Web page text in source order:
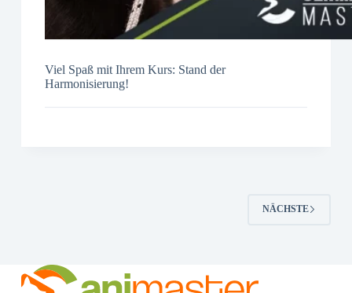
Viel Spaß mit Ihrem Kurs: Stand der
Harmonisierung!
NÄCHSTE